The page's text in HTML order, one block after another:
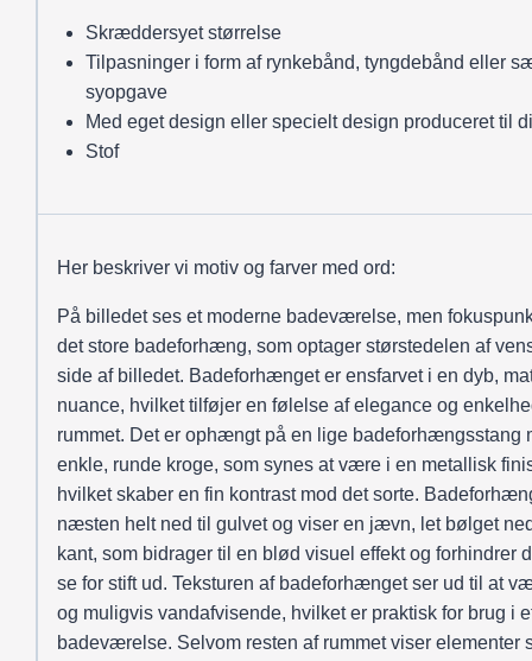
Skræddersyet størrelse
Tilpasninger i form af rynkebånd, tyngdebånd eller
syopgave
Med eget design eller specielt design produceret til
Stof
Her beskriver vi motiv og farver med ord:
På billedet ses et moderne badeværelse, men
det store badeforhæng, som optager størstedelen af
side af billedet. Badeforhænget er ensfarvet i en dyb,
nuance, hvilket tilføjer en følelse af elegance og
rummet. Det er ophængt på en lige badeforhængsstang
enkle, runde kroge, som synes at være i en metallisk
hvilket skaber en fin kontrast mod det sorte.
næsten helt ned til gulvet og viser en jævn, let bølget
kant, som bidrager til en blød visuel effekt og forhindrer
se for stift ud. Teksturen af badeforhænget ser ud til at
og muligvis vandafvisende, hvilket er praktisk for brug i
badeværelse. Selvom resten af rummet viser elementer